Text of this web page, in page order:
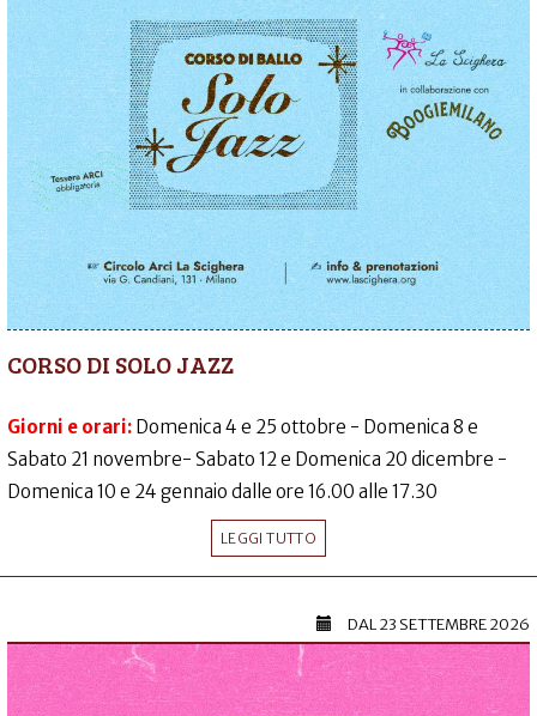
CORSO DI SOLO JAZZ
Giorni e orari: Domenica 4 e 25 ottobre - Domenica 8 e
Sabato 21 novembre- Sabato 12 e Domenica 20 dicembre -
Domenica 10 e 24 gennaio dalle ore 16.00 alle 17.30
LEGGI TUTTO
DAL23 SETTEMBRE 2026